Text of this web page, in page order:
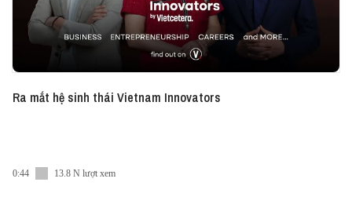
Ra mắt hệ sinh thái Vietnam Innovators
0:44 13.8 N lượt xem